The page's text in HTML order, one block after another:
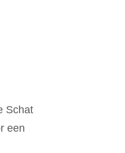
Schat
een